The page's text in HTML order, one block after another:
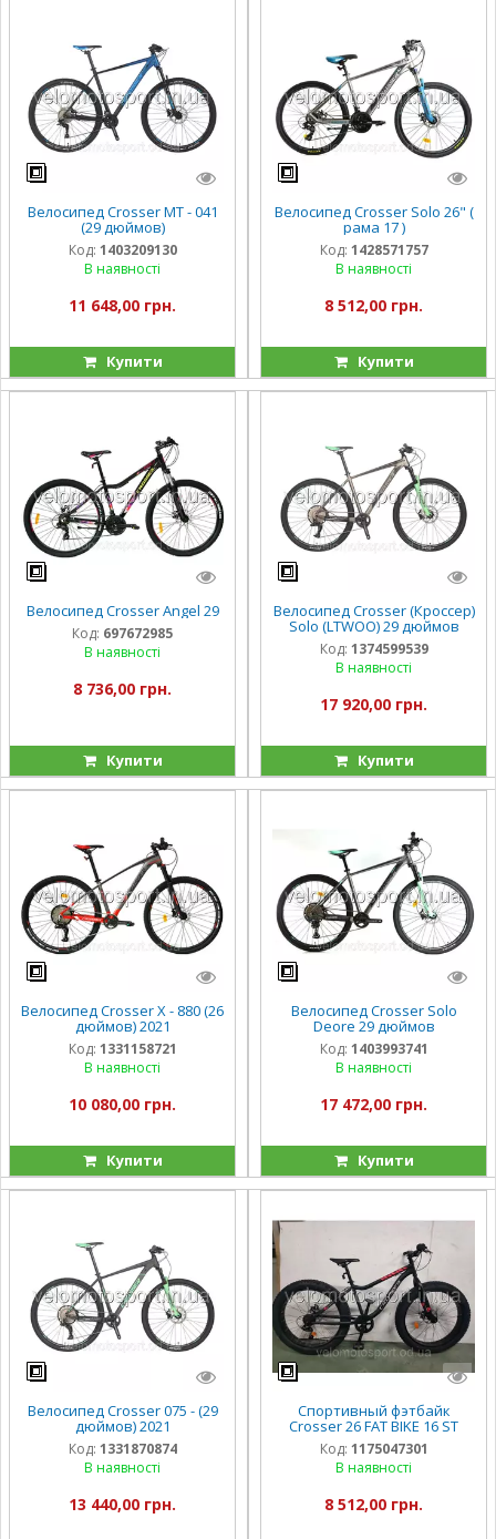
Велосипед Crosser МТ - 041
(29 дюймов)
Код: 1403209130
В наявності
11 648,00 грн.
Купити
Велосипед Crosser Solo 26" (
рама 17 )
Код: 1428571757
В наявності
8 512,00 грн.
Купити
Велосипед Crosser Angel 29
Код: 697672985
В наявності
8 736,00 грн.
Купити
Велосипед Crosser (Кроссер)
Solo (LTWOO) 29 дюймов
Код: 1374599539
В наявності
17 920,00 грн.
Купити
Велосипед Crosser Х - 880 (26
дюймов) 2021
Код: 1331158721
В наявності
10 080,00 грн.
Купити
Велосипед Crosser Solo
Deore 29 дюймов
Код: 1403993741
В наявності
17 472,00 грн.
Купити
Велосипед Crosser 075 - (29
дюймов) 2021
Код: 1331870874
В наявності
13 440,00 грн.
Спортивный фэтбайк
Crosser 26 FAT BIKE 16 ST
Код: 1175047301
В наявності
8 512,00 грн.